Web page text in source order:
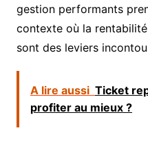
gestion performants
contexte où la
sont des leviers
A lire aussi Ticket
profiter au mieux ?